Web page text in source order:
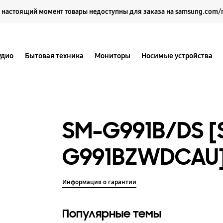
настоящий момент товары недоступны для заказа на samsung.com/
Бытовая техника Мониторы Носимые устройства
SM-G991B/DS
Информация о гарантии
Популярные темы